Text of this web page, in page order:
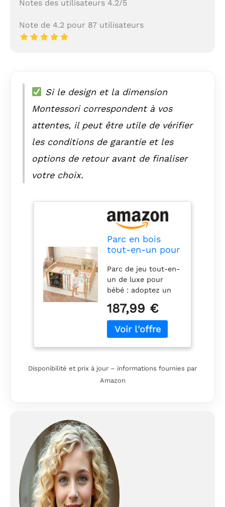
Notes des utilisateurs 4.2/5
Note de 4.2 pour 87 utilisateurs
Si le design et la dimension
Montessori correspondent à vos
attentes, il peut être utile de vérifier
les conditions de garantie et les
options de retour avant de finaliser
votre choix.
Parc en bois
tout-en-un pour
clôture de jeu
réglable en bois
avec tableau
noir magnétique
double face,
tableau blanc et
jouets
d'activités
centre
d'activités
Parc de jeu tout-en-
un de luxe pour
bébé : adoptez un
et spacieux pour
jouer avec notre
parc en bois pour
magnétique double
blanc et de jouets
un environnement
stimulant où les
nourrissons peuvent
explorer et grandir
en toute sécurité.
Regardez votre bébé
187,99 €
Disponibilité et prix à jour – informations fournies par
Amazon